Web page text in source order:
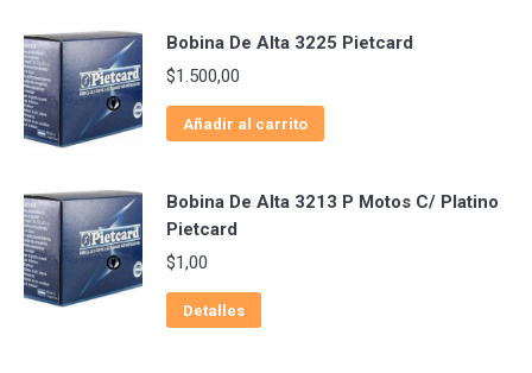
Bobina De Alta 3225 Pietcard
$1.500,00
Añadir al carrito
Bobina De Alta 3213 P Motos C/ Platino
Pietcard
$1,00
Detalles